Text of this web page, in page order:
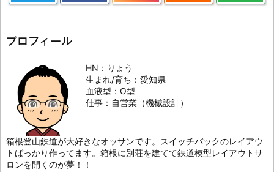
プロフィール
HN：りょう
生まれ/育ち：愛知県
血液型：O型
仕事：自営業（機械設計）
箱根登山鉄道が大好きなオッサンです。スイッチバックのレイアウ
トばっかり作ってます。箱根に別荘を建てて鉄道模型レイアウトサ
ロンを開くのが夢！！